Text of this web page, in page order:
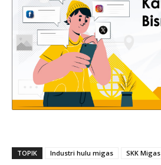
TOPIK Industri hulu migas SKK Migas